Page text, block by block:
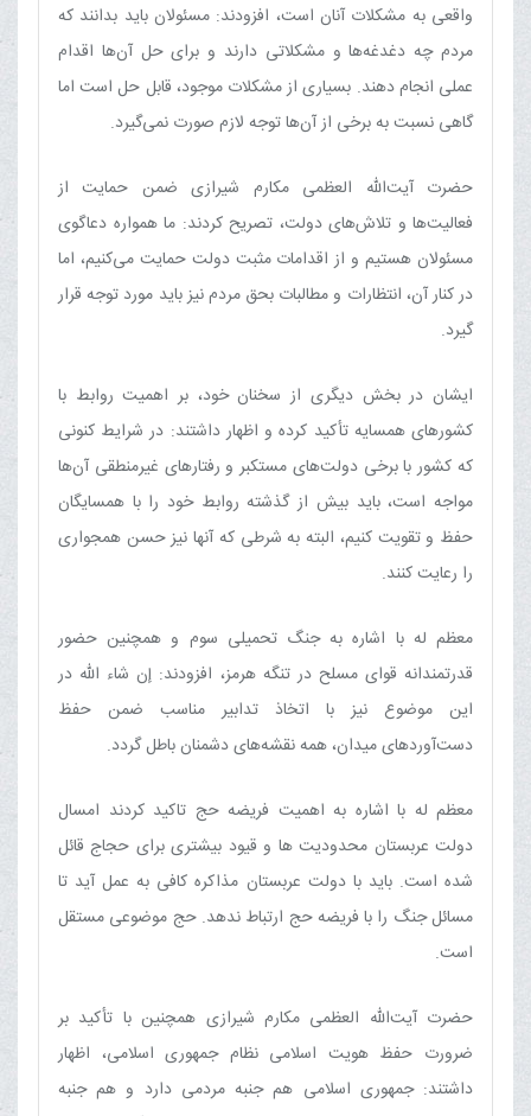
واقعی به مشکلات آنان است، افزودند: مسئولان باید بدانند که
مردم چه دغدغه‌ها و مشکلاتی دارند و برای حل آن‌ها اقدام
عملی انجام دهند. بسیاری از مشکلات موجود، قابل حل است اما
گاهی نسبت به برخی از آن‌ها توجه لازم صورت نمی‌گیرد.
حضرت آیت‌الله العظمی مکارم شیرازی ضمن حمایت از
فعالیت‌ها و تلاش‌های دولت، تصریح کردند: ما همواره دعاگوی
مسئولان هستیم و از اقدامات مثبت دولت حمایت می‌کنیم، اما
در کنار آن، انتظارات و مطالبات بحق مردم نیز باید مورد توجه قرار
گیرد.
ایشان در بخش دیگری از سخنان خود، بر اهمیت روابط با
کشورهای همسایه تأکید کرده و اظهار داشتند: در شرایط کنونی
که کشور با برخی دولت‌های مستکبر و رفتارهای غیرمنطقی آن‌ها
مواجه است، باید بیش از گذشته روابط خود را با همسایگان
حفظ و تقویت کنیم، البته به شرطی که آنها نیز حسن همجواری
را رعایت کنند.
معظم له با اشاره به جنگ تحمیلی سوم و همچنین حضور
قدرتمندانه قوای مسلح در تنگه هرمز، افزودند: إن شاء الله در
این موضوع نیز با اتخاذ تدابیر مناسب ضمن حفظ
دست‌آوردهای میدان، همه نقشه‌های دشمنان باطل گردد.
معظم له با اشاره به اهمیت فریضه حج تاکید کردند امسال
دولت عربستان محدودیت ها و قیود بیشتری برای حجاج قائل
شده است. باید با دولت عربستان مذاکره کافی به عمل آید تا
مسائل جنگ را با فریضه حج ارتباط ندهد. حج موضوعی مستقل
است.
حضرت آیت‌الله العظمی مکارم شیرازی همچنین با تأکید بر
ضرورت حفظ هویت اسلامی نظام جمهوری اسلامی، اظهار
داشتند: جمهوری اسلامی هم جنبه مردمی دارد و هم جنبه